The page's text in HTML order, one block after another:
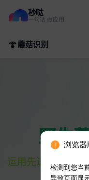
秒哒
一句话 做应用
浏览器
检测到您当
导致页面显